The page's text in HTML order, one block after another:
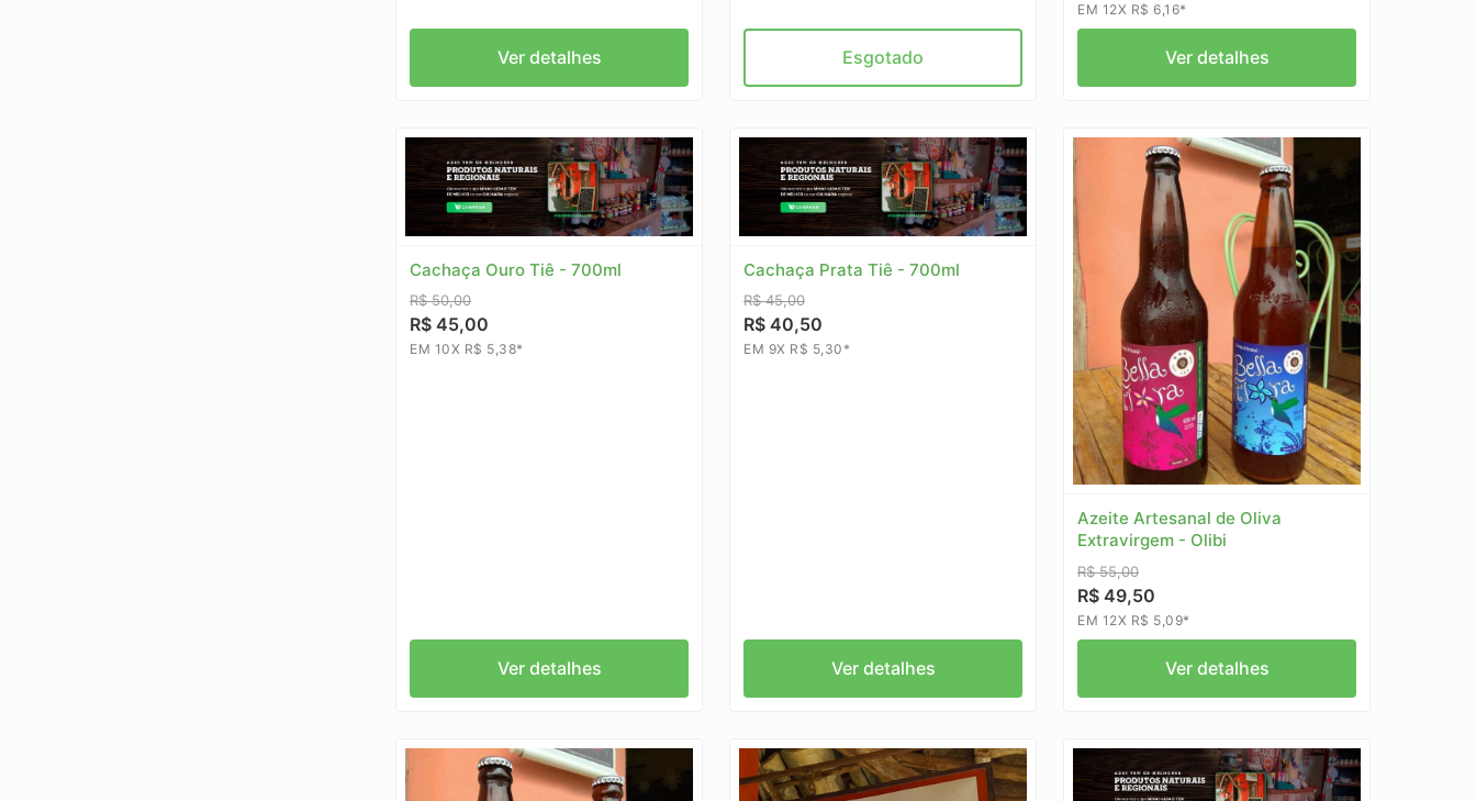
Ver detalhes Esgotado
EM 12X R$ 6,16*
Ver detalhes
Cachaça Ouro Tiê - 700ml
R$ 50,00
R$ 45,00
EM 10X R$ 5,38*
Ver detalhes
Cachaça Prata Tiê - 700ml
R$ 45,00
R$ 40,50
EM 9X R$ 5,30*
Ver detalhes
Azeite Artesanal de Oliva
Extravirgem - Olibi
R$ 55,00
R$ 49,50
EM 12X R$ 5,09*
Ver detalhes